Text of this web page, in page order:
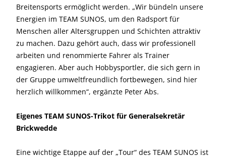
Breitensports ermöglicht werden. „Wir bündeln unsere
Energien im TEAM SUNOS, um den Radsport für
Menschen aller Altersgruppen und Schichten attraktiv
zu machen. Dazu gehört auch, dass wir professionell
arbeiten und renommierte Fahrer als Trainer
engagieren. Aber auch Hobbysportler, die sich gern in
der Gruppe umweltfreundlich fortbewegen, sind hier
herzlich willkommen“, ergänzte Peter Abs.
Eigenes TEAM SUNOS-Trikot für Generalsekretär
Brickwedde
Eine wichtige Etappe auf der „Tour“ des TEAM SUNOS ist